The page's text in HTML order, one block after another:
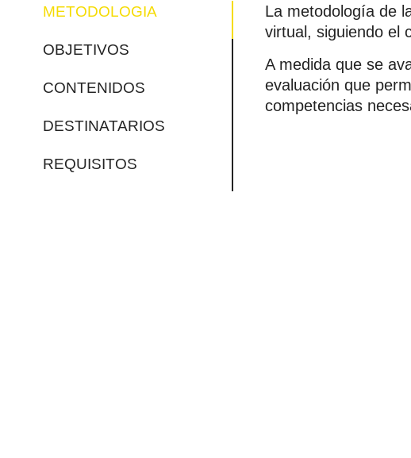
METODOLOGIA
OBJETIVOS
CONTENIDOS
DESTINATARIOS
REQUISITOS
La metodología de
virtual, siguiendo el
A medida que se
evaluación que
competencias